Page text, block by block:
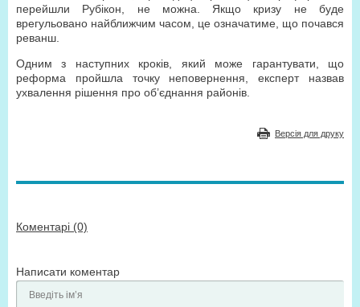
перейшли Рубікон, не можна. Якщо кризу не буде
врегульовано найближчим часом, це означатиме, що почався
реванш.
Одним з наступних кроків, який може гарантувати, що
реформа пройшла точку неповернення, експерт назвав
ухвалення рішення про об’єднання районів.
Версія для друку
Коментарі (0)
Написати коментар